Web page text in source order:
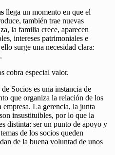
llega un momento en que el
también trae nuevas
la familia crece, aparecen
intereses patrimoniales e
surge una necesidad clara:
cobra especial valor.
Socios es una instancia de
que organiza la relación de los
La gerencia, la junta
insustituibles, por lo que la
distinta: ser un punto de apoyo y
de los socios queden
de la buena voluntad de unos